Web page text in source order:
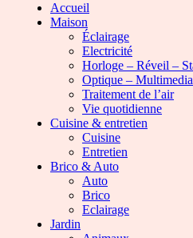
Accueil
Maison
Éclairage
Electricité
Horloge – Réveil –
Optique – Multimedia
Traitement de l’air
Vie quotidienne
Cuisine & entretien
Cuisine
Entretien
Brico & Auto
Auto
Brico
Eclairage
Jardin